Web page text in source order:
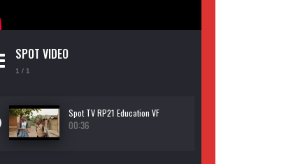
SPOT VIDEO
1 / 1
Spot TV RP21 Education VF
00:36